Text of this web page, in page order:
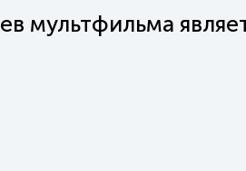
мультфильма